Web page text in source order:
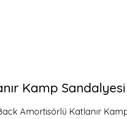
Kamp Sandalyesi
Amortisörlü Katlanır